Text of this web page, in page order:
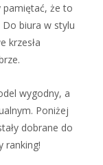
pamiętać, że to
biura w stylu
krzesła
wygodny, a
Poniżej
dobrane do
ranking!